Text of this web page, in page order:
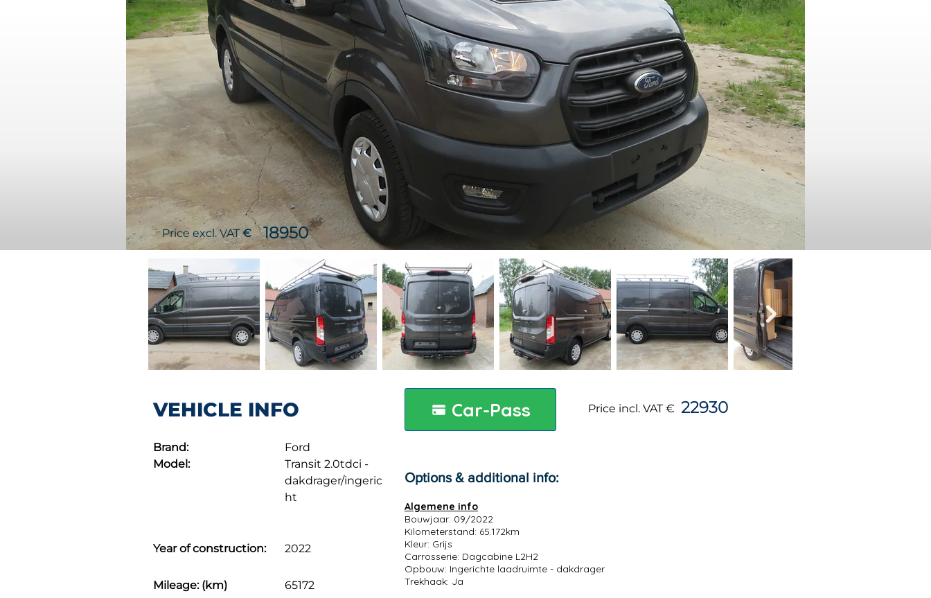
Price excl. VAT€ 18950
VEHICLE INFO
Brand:
Ford
Model:
Transit 2.0tdci -
dakdrager/ingeric
ht
Year of construction: 2022
Mileage: (km)
65172
Car-Pass Price incl. VAT € 22930
Options & additional info:
Algemene info
Bouwjaar: 09/2022
Kilometerstand: 65.172km
Kleur: Grijs
Carrosserie: Dagcabine L2H2
Opbouw: Ingerichte laadruimte - dakdrager
Trekhaak: Ja